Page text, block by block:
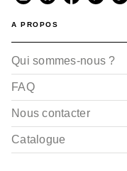
A PROPOS
Qui sommes-nous ?
FAQ
Nous contacter
Catalogue